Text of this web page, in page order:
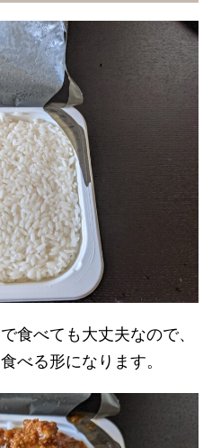
食べても大丈夫なので、
べる形になります。